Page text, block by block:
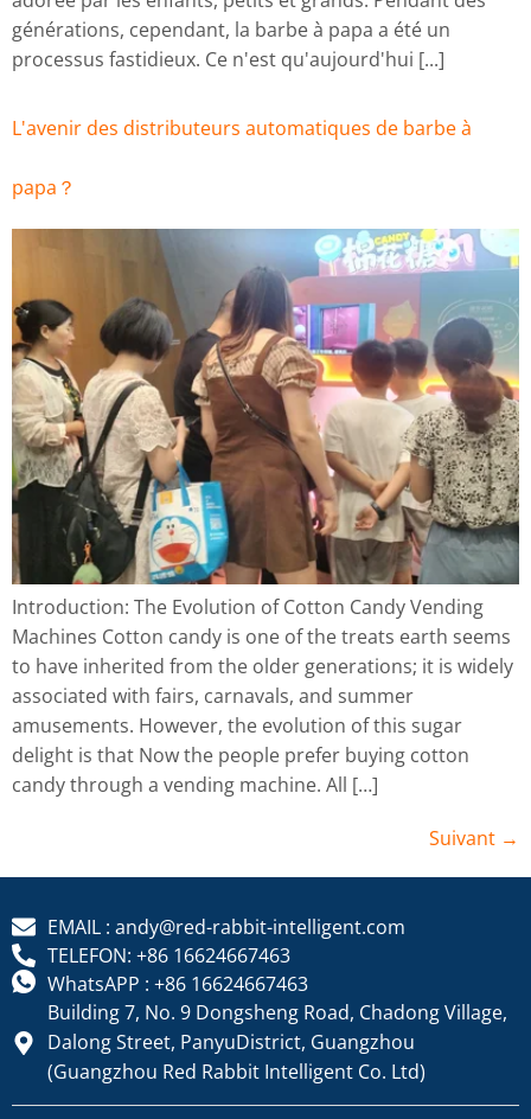
générations, cependant, la barbe à papa a été un
processus fastidieux. Ce n'est qu'aujourd'hui [...]
L'avenir des distributeurs automatiques de barbe à
papa？
Introduction: The Evolution of Cotton Candy Vending
Machines Cotton candy is one of the treats earth seems
to have inherited from the older generations; it is widely
associated with fairs, carnavals, and summer
amusements. However, the evolution of this sugar
delight is that Now the people prefer buying cotton
candy through a vending machine. All […]
Suivant →
EMAIL : andy@red-rabbit-intelligent.com
TELEFON: +86 16624667463
WhatsAPP : +86 16624667463
Building 7, No. 9 Dongsheng Road, Chadong Village,
Dalong Street, PanyuDistrict, Guangzhou
(Guangzhou Red Rabbit Intelligent Co. Ltd)